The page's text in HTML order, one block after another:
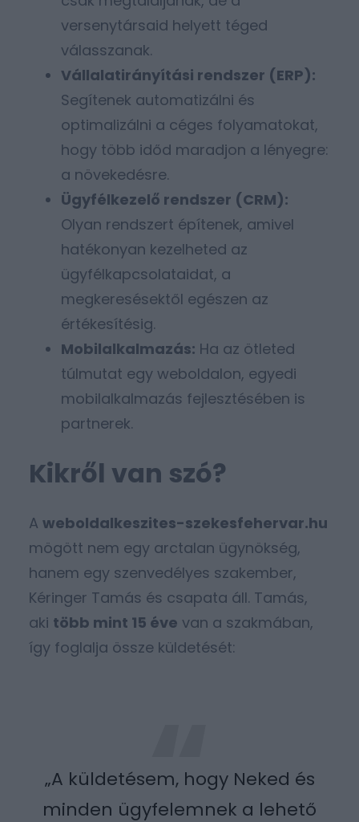
versenytársaid helyett téged
válasszanak.
Vállalatirányítási rendszer (ERP):
Segítenek automatizálni és
optimalizálni a céges folyamatokat,
hogy több időd maradjon a lényegre:
a növekedésre.
Ügyfélkezelő rendszer (CRM):
Olyan rendszert építenek, amivel
hatékonyan kezelheted az
ügyfélkapcsolataidat, a
megkeresésektől egészen az
értékesítésig.
Mobilalkalmazás: Ha az ötleted
túlmutat egy weboldalon, egyedi
mobilalkalmazás fejlesztésében is
partnerek.
Kikről van szó?
A weboldalkeszites-szekesfehervar.hu
mögött nem egy arctalan ügynökség,
hanem egy szenvedélyes szakember,
Kéringer Tamás és csapata áll. Tamás,
aki több mint 15 éve van a szakmában,
így foglalja össze küldetését:
„A küldetésem, hogy Neked és
minden ügyfelemnek a lehető